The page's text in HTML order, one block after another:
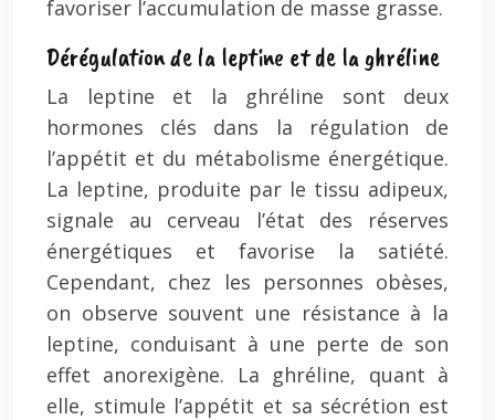
favoriser l’accumulation de masse grasse.
Dérégulation de la leptine et de la ghréline
La leptine et la ghréline sont deux
hormones clés dans la régulation de
l’appétit et du métabolisme énergétique.
La leptine, produite par le tissu adipeux,
signale au cerveau l’état des réserves
énergétiques et favorise la satiété.
Cependant, chez les personnes obèses,
on observe souvent une résistance à la
leptine, conduisant à une perte de son
effet anorexigène. La ghréline, quant à
elle, stimule l’appétit et sa sécrétion est